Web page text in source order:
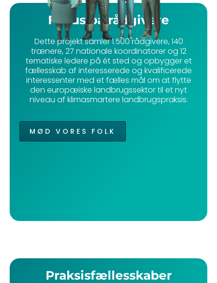
Fokus på rådgivere
Dette projekt samler 1.500 rådgivere, 140
trænere, 27 nationale koordinatorer og 12
tematiske ledere på ét sted og opbygger et
fællesskab af interesserede og kvalificerede
interessenter med et fælles mål om at flytte
den europæiske landbrugssektor til et nyt
niveau af klimasmartere landbrugspraksis.
MØD VORES FOLK
Praksisfællesskaber